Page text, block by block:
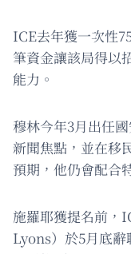
ICE去年獲一次性
筆資金讓該局得以
能力。
穆林今年3月出任
新聞焦點，並在移
預期，他仍會配合
施羅耶獲提名前，
Lyons）於5月底